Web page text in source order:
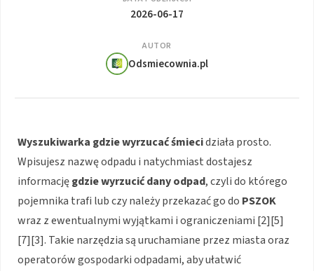
2026-06-17
AUTOR
Odsmiecownia.pl
Wyszukiwarka gdzie wyrzucać śmiecidziała prosto.
Wpisujesz nazwę odpadu i natychmiast dostajesz
informacjęgdzie wyrzucić dany odpad, czyli do którego
pojemnika trafi lub czy należy przekazać go do PSZOK
wraz z ewentualnymi wyjątkami i ograniczeniami [2][5]
[7][3]. Takie narzędzia są uruchamiane przez miasta oraz
operatorów gospodarki odpadami, aby ułatwić